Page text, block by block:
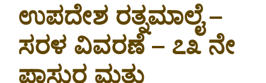
ಉಪದೇಶ ರತ್ನಮಾಲೈ –
ಸರಳ ವಿವರಣೆ – ೭೩ ನೇ
ಪಾಸುರ ಮತ್ತು